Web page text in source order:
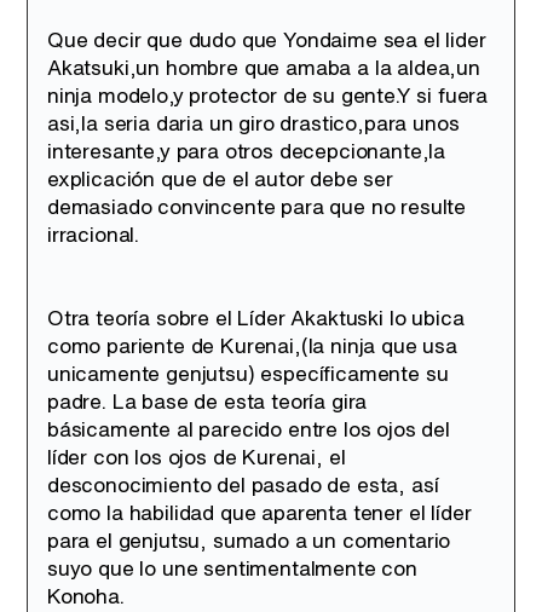
Que decir que dudo que Yondaime sea el lider
Akatsuki,un hombre que amaba a la aldea,un
ninja modelo,y protector de su gente.Y si fuera
asi,la seria daria un giro drastico,para unos
interesante,y para otros decepcionante,la
explicación que de el autor debe ser
demasiado convincente para que no resulte
irracional.
Otra teoría sobre el Líder Akaktuski lo ubica
como pariente de Kurenai,(la ninja que usa
unicamente genjutsu) específicamente su
padre. La base de esta teoría gira
básicamente al parecido entre los ojos del
líder con los ojos de Kurenai, el
desconocimiento del pasado de esta, así
como la habilidad que aparenta tener el líder
para el genjutsu, sumado a un comentario
suyo que lo une sentimentalmente con
Konoha.